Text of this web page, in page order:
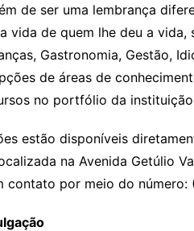
de ser uma lembrança
vida de quem lhe deu a
Gastronomia, Gestão,
de áreas de
no portfólio da
estão disponíveis
na Avenida Getúlio
contato por meio do número: